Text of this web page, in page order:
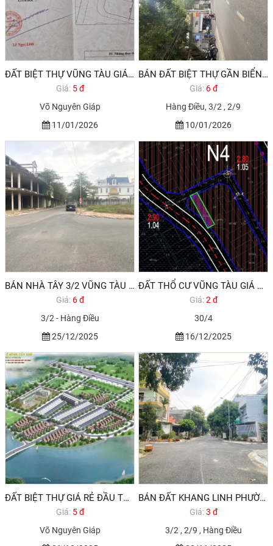
ĐẤT BIỆT THỰ VŨNG TÀU GIÁ RẺ NHƯ CHO 270M2 5,4 TỶ
Giá: 5 đ
Võ Nguyên Giáp
11/01/2026
BÁN ĐẤT BIỆT THỰ GẦN BIỂN VŨNG TÀU, GẦN SUN GRUOP GIÁ 6,6 TỶ
Giá: 6 đ
Hàng Điều, 3/2 , 2/9
10/01/2026
BÁN NHÀ TÂY 3/2 VŨNG TÀU HODECO
Giá: 6 đ
3/2 - Hàng Điều
25/12/2025
ĐẤT THỔ CƯ VŨNG TÀU GIÁ RẺ 2,850 TỶ 100M2
Giá:2 đ
30/4
16/12/2025
ĐẤT BIỆT THỰ GIÁ RẺ ĐẦU TƯ TP VŨNG TÀU
Giá: 5 đ
Võ Nguyên Giáp
BÁN ĐẤT KHANG LINH PHƯỜNG 11 VŨNG TÀU GẦN BIỂN
Giá:3 đ
3/2 , 2/9 , Hàng Điều